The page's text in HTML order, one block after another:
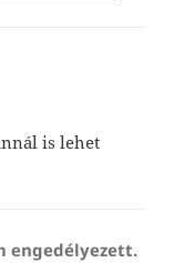
is lehet
engedélyezett.